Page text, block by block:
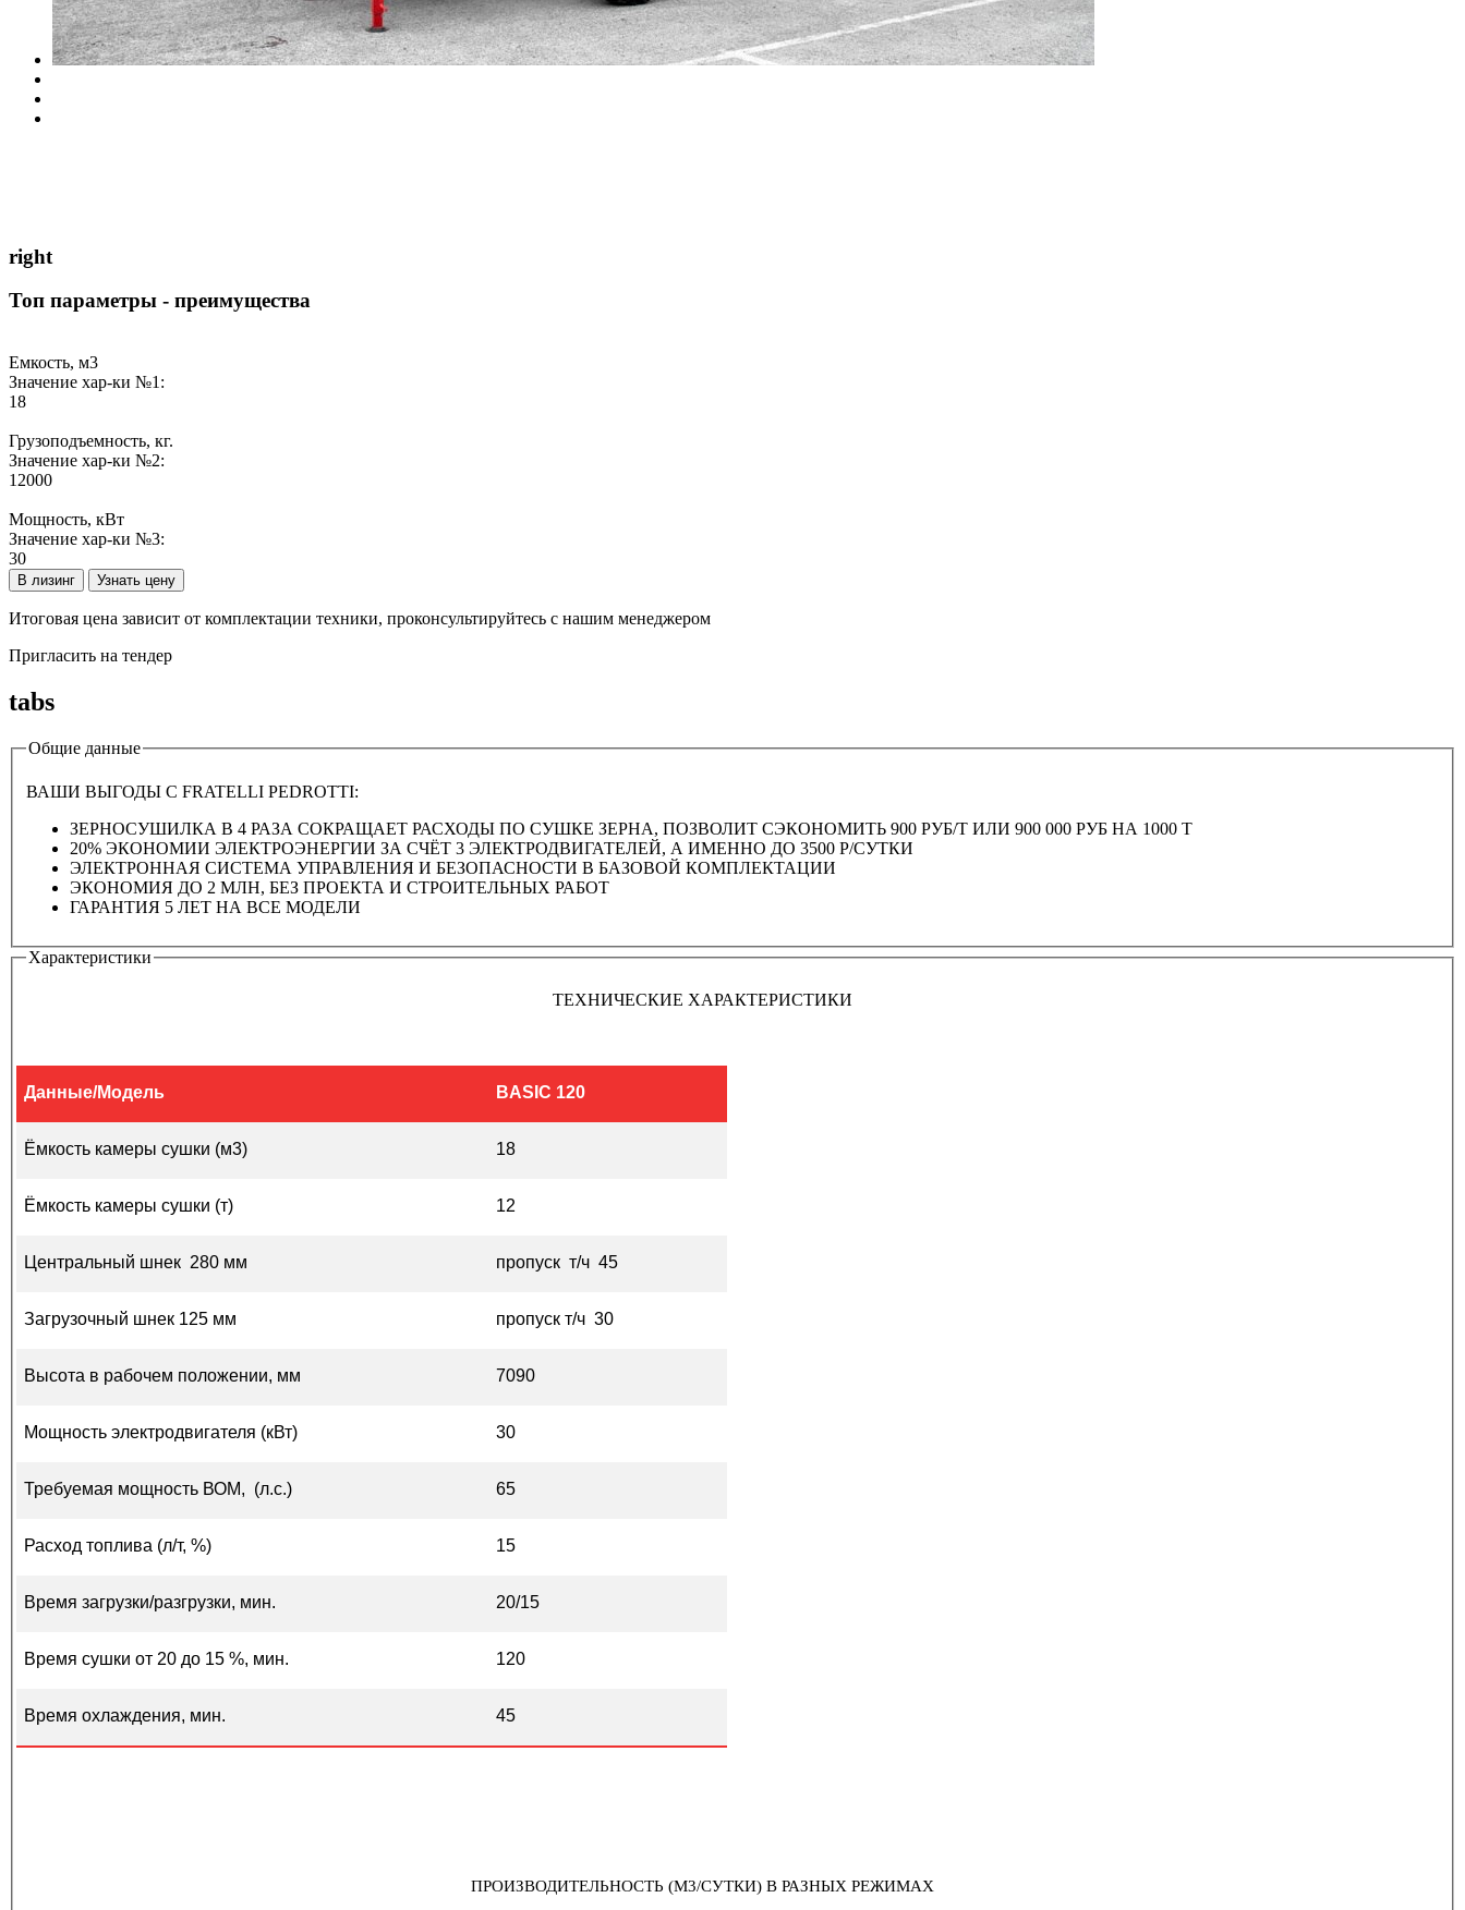
right
Топ параметры - преимущества
Емкость, м3
Значение хар-ки №1:
18
Грузоподъемность, кг.
Значение хар-ки №2:
12000
Мощность, кВт
Значение хар-ки №3:
30
В лизинг Узнать цену
Итоговая цена зависит от комплектации техники, проконсультируйтесь с нашим менеджером
Пригласить на тендер
tabs
Общие данные
ВАШИ ВЫГОДЫ С FRATELLI PEDROTTI:
ЗЕРНОСУШИЛКА В 4 РАЗА СОКРАЩАЕТ РАСХОДЫ ПО СУШКЕ ЗЕРНА, ПОЗВОЛИТ СЭКОНОМИТЬ 900 РУБ/Т ИЛИ 900 000 РУБ НА 1000 Т
20% ЭКОНОМИИ ЭЛЕКТРОЭНЕРГИИ ЗА СЧЁТ 3 ЭЛЕКТРОДВИГАТЕЛЕЙ, А ИМЕННО ДО 3500 Р/СУТКИ
ЭЛЕКТРОННАЯ СИСТЕМА УПРАВЛЕНИЯ И БЕЗОПАСНОСТИ В БАЗОВОЙ КОМПЛЕКТАЦИИ
ЭКОНОМИЯ ДО 2 МЛН, БЕЗ ПРОЕКТА И СТРОИТЕЛЬНЫХ РАБОТ
ГАРАНТИЯ 5 ЛЕТ НА ВСЕ МОДЕЛИ
Характеристики
ТЕХНИЧЕСКИЕ ХАРАКТЕРИСТИКИ
Данные/Модель BASIC 120
Ёмкость камеры сушки (м3) 18
Ёмкость камеры сушки (т) 12
Центральный шнек 280 мм пропуск т/ч 45
Загрузочный шнек 125 мм пропуск т/ч 30
Высота в рабочем положении, мм 7090
Мощность электродвигателя (кВт) 30
Требуемая мощность ВОМ, (л.с.) 65
Расход топлива (л/т, %) 15
Время загрузки/разгрузки, мин. 20/15
Время сушки от 20 до 15 %, мин. 120
Время охлаждения, мин. 45
ПРОИЗВОДИТЕЛЬНОСТЬ (М3/СУТКИ) В РАЗНЫХ РЕЖИМАХ